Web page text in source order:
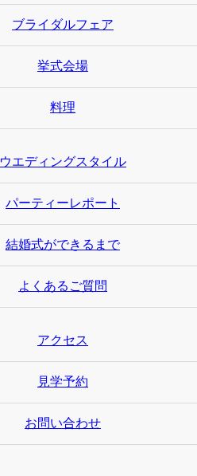
ブライダルフェア
挙式会場
料理
ウエディングスタイル
パーティーレポート
結婚式ができるまで
よくあるご質問
アクセス
見学予約
お問い合わせ